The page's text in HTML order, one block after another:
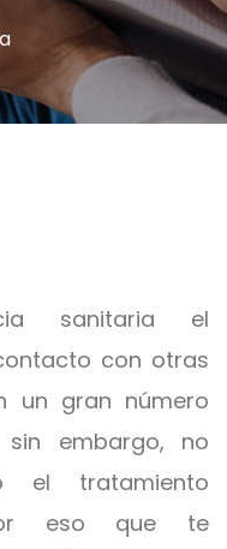
sanitaria el
con otras
un gran número
embargo, no
el tratamiento
eso que te